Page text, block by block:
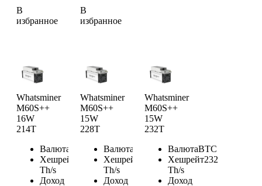
В
избранное
В
избранное
Whatsminer
M60S++
16W
214T
Валюта
Хешрейт
Th/s
Доход
Whatsminer
M60S++
15W
228T
Валюта
Хешрейт
Th/s
Доход
Whatsminer
M60S++
15W
232T
ВалютаBTC
Хешрейт232
Th/s
Доход